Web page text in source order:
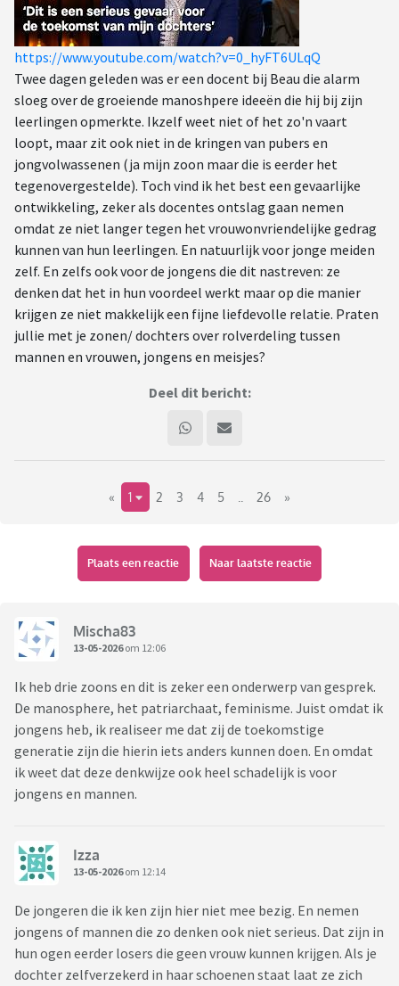
https://www.youtube.com/watch?v=0_hyFT6ULqQ
Twee dagen geleden was er een docent bij Beau die alarm
sloeg over de groeiende manoshpere ideeën die hij bij zijn
leerlingen opmerkte. Ikzelf weet niet of het zo'n vaart
loopt, maar zit ook niet in de kringen van pubers en
jongvolwassenen (ja mijn zoon maar die is eerder het
tegenovergestelde). Toch vind ik het best een gevaarlijke
ontwikkeling, zeker als docentes ontslag gaan nemen
omdat ze niet langer tegen het vrouwonvriendelijke gedrag
kunnen van hun leerlingen. En natuurlijk voor jonge meiden
zelf. En zelfs ook voor de jongens die dit nastreven: ze
denken dat het in hun voordeel werkt maar op die manier
krijgen ze niet makkelijk een fijne liefdevolle relatie. Praten
jullie met je zonen/ dochters over rolverdeling tussen
mannen en vrouwen, jongens en meisjes?
Deel dit bericht:
« 1 2 3 4 5 26 »
Plaats een reactie Naar laatste reactie
Mischa83
13-05-2026om 12:06
Ik heb drie zoons en dit is zeker een onderwerp van gesprek.
De manosphere, het patriarchaat, feminisme. Juist omdat ik
jongens heb, ik realiseer me dat zij de toekomstige
generatie zijn die hierin iets anders kunnen doen. En omdat
ik weet dat deze denkwijze ook heel schadelijk is voor
jongens en mannen.
Izza
13-05-2026om 12:14
De jongeren die ik ken zijn hier niet mee bezig. En nemen
jongens of mannen die zo denken ook niet serieus. Dat zijn in
hun ogen eerder losers die geen vrouw kunnen krijgen. Als je
dochter zelfverzekerd in haar schoenen staat laat ze zich